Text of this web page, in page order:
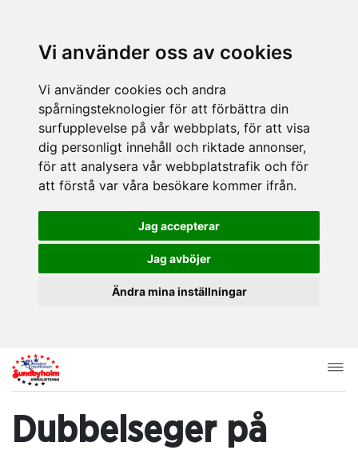
Vi använder oss av cookies
Vi använder cookies och andra
spårningsteknologier för att förbättra din
surfupplevelse på vår webbplats, för att visa
dig personligt innehåll och riktade annonser,
för att analysera vår webbplatstrafik och för
att förstå var våra besökare kommer ifrån.
Jag accepterar
Jag avböjer
Ändra mina inställningar
Dubbelseger på